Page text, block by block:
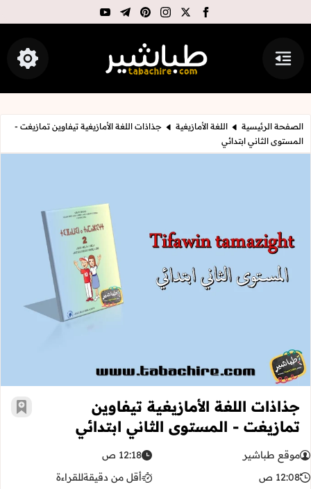
facebook
x
instagram
pinterest
telegram
youtube
القائمة طباشير إظهار
الصفحة الرئيسية اللغة الأمازيغية
جذاذات اللغة الأمازيغية تيفاوين تمازيغت -
المستوى الثاني ابتدائي
جذاذات اللغة الأمازيغية تيفاوين
جذاذات اللغة الأمازيغية تيفاوين
تمازيغت - المستوى الثاني ابتدائي
أضف
موقع طباشير
12:18 ص
12:08 ص
أقل من دقيقةللقراءة